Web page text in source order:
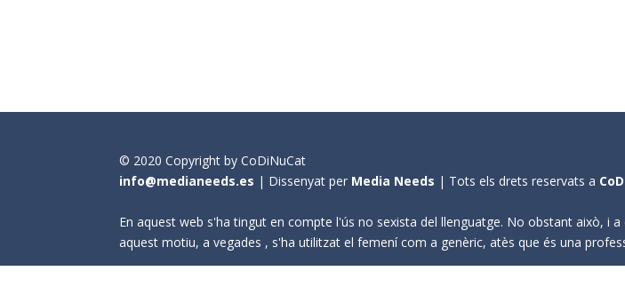
© 2020 Copyright by CoDiNuCat
info@medianeeds.es | Dissenyat per Media Needs | Tots els drets reservats a
En aquest web s'ha tingut en compte l'ús no sexista del llenguatge. No obstant això, i
aquest motiu, a vegades , s'ha utilitzat el femení com a genèric, atès que és una